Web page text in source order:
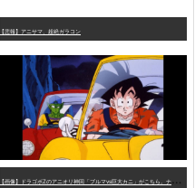
【悲報】アニサマ、超絶ガラコン